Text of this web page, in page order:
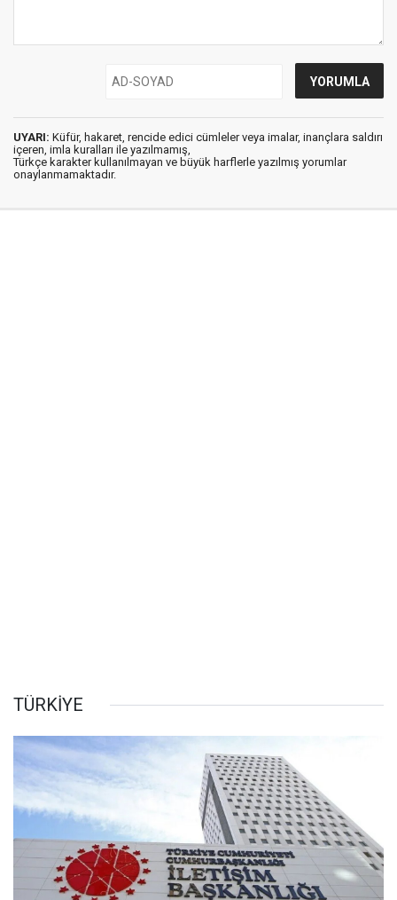
UYARI: Küfür, hakaret, rencide edici cümleler veya imalar, inançlara saldırı
içeren, imla kuralları ile yazılmamış,
Türkçe karakter kullanılmayan ve büyük harflerle yazılmış yorumlar
onaylanmamaktadır.
TÜRKİYE